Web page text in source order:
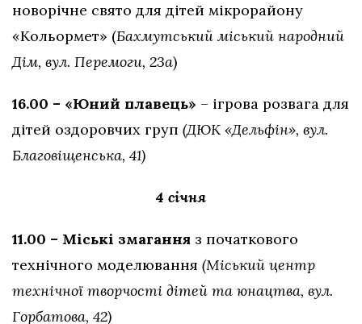
новорічне свято для дітей мікрорайону
«Кольормет» (Бахмутський міський народний
Дім, вул. Перемоги, 23а)
16.00 – «Юний плавець» – ігрова розвага для
дітей оздоровчих груп (ДЮК «Дельфін», вул.
Благовіщенська, 41)
4 січня
11.00 – Міські змагання з початкового
технічного моделювання (Міський центр
технічної творчості дітей та юнацтва, вул.
Горбатова, 42)